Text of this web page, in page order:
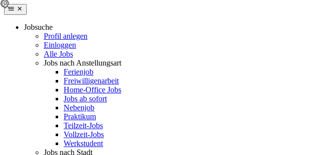
Jobsuche
Profil anlegen
Einloggen
Alle Jobs
Jobs nach Anstellungsart
Ferienjob
Freiwilligenarbeit
Home-Office Jobs
Jobs ab sofort
Nebenjob
Praktikum
Teilzeit-Jobs
Vollzeit-Jobs
Werkstudent
Jobs nach Stadt